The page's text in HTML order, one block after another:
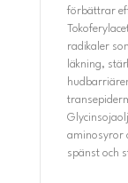
förbättrar
radikaler
läkning,
aminosyror
spänst och